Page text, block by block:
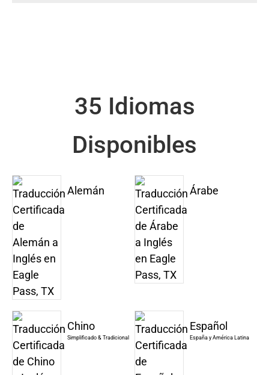
35 Idiomas
Disponibles
Alemán Árabe
Chino
Simplificado & Tradicional
Español
España y América Latina